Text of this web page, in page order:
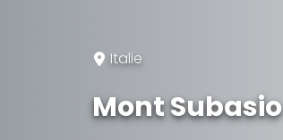
Italie
Mont Subasio